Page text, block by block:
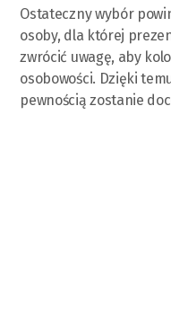
Ostateczny wybór
osoby, dla której
zwrócić uwagę, aby
osobowości. Dzięki
pewnością zostanie